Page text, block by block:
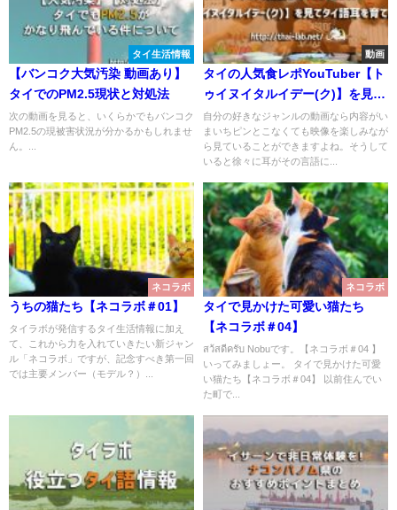
タイ生活情報
【バンコク大気汚染 動画あり】
タイでのPM2.5現状と対処法
次の動画を見ると、いくらかでもバンコク
PM2.5の現被害状況が分かるかもしれませ
ん。...
動画
タイの人気食レポYouTuber【ト
ゥイヌイタルイデー(ク)】を見て
タイ語耳を育てよう！
自分の好きなジャンルの動画なら内容がい
まいちピンとこなくても映像を楽しみなが
ら見ていることができますよね。そうして
いると徐々に耳がその言語に...
ネコラボ
うちの猫たち【ネコラボ＃01】
タイラボが発信するタイ生活情報に加え
て、これから力を入れていきたい新ジャン
ル「ネコラボ」ですが、記念すべき第一回
では主要メンバー（モデル？）...
ネコラボ
タイで見かけた可愛い猫たち
【ネコラボ＃04】
สว้สดีครับ Nobuです。【ネコラボ＃04 】
いってみましょー。 タイで見かけた可愛
い猫たち【ネコラボ＃04】 以前住んでい
た町で...